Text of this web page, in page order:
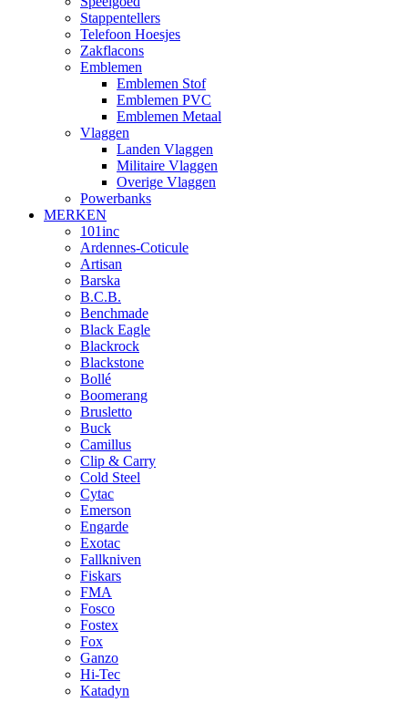
Stappentellers
Telefoon Hoesjes
Zakflacons
Emblemen
Emblemen Stof
Emblemen PVC
Emblemen Metaal
Vlaggen
Landen Vlaggen
Militaire Vlaggen
Overige Vlaggen
Powerbanks
MERKEN
101inc
Ardennes-Coticule
Artisan
Barska
B.C.B.
Benchmade
Black Eagle
Blackrock
Blackstone
Bollé
Boomerang
Brusletto
Buck
Camillus
Clip & Carry
Cold Steel
Cytac
Emerson
Engarde
Exotac
Fallkniven
Fiskars
FMA
Fosco
Fostex
Fox
Ganzo
Hi-Tec
Katadyn